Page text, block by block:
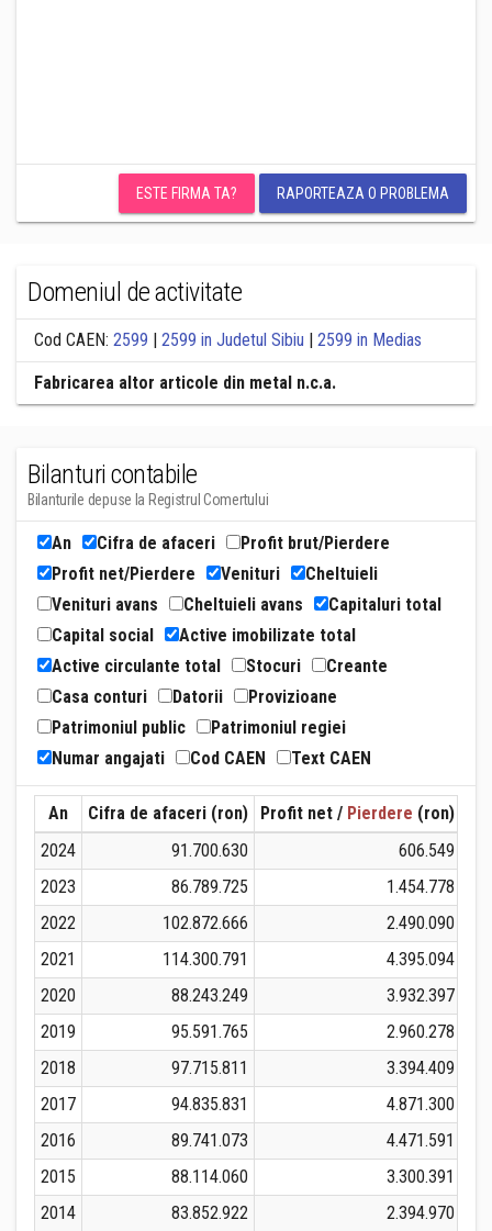
ESTE FIRMA TA? RAPORTEAZA O PROBLEMA
Domeniul de activitate
Cod CAEN: 2599 | 2599 in Judetul Sibiu | 2599 in Medias
Fabricarea altor articole din metal n.c.a.
Bilanturi contabile
Bilanturile depuse la Registrul Comertului
An Cifra de afaceri
Profit brut/Pierdere
Profit net/Pierdere
Venituri
Cheltuieli
Venituri avans
Cheltuieli avans
Capitaluri total
Capital social
Active imobilizate total
Active circulante total
Stocuri
Creante
Casa conturi
Datorii
Provizioane
Patrimoniul public
Patrimoniul regiei
Numar angajati
Cod CAEN Text CAEN
An Cifra de afaceri (ron) Profit net / Pierdere (ron)
2024
91.700.630 606.549
2023
86.789.725 1.454.778
2022
102.872.666 2.490.090
2021
114.300.791 4.395.094
2020
88.243.249 3.932.397
2019
95.591.765 2.960.278
2018
97.715.811 3.394.409
2017
94.835.831 4.871.300
2016
89.741.073 4.471.591
2015
88.114.060 3.300.391
2014
83.852.922 2.394.970